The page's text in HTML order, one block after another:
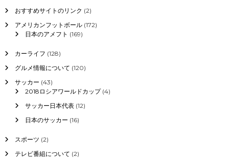
おすすめサイトのリンク (2)
アメリカンフットボール(172)
日本のアメフト (169)
カーライフ (128)
グルメ情報について (120)
サッカー (43)
2018ロシアワールドカップ(4)
サッカー日本代表(12)
日本のサッカー (16)
スポーツ (2)
テレビ番組について (2)